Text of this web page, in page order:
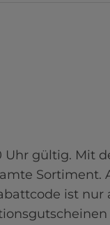
gültig. Mit
Sortiment.
ist nur